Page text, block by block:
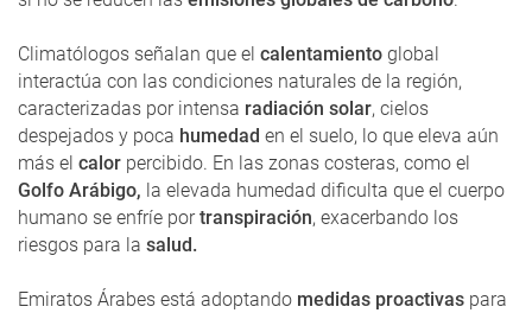
Climatólogos señalan que el calentamiento global
interactúa con las condiciones naturales de la región,
caracterizadas por intensa radiación solar, cielos
despejados y poca humedad en el suelo, lo que eleva aún
más el calor percibido. En las zonas costeras, como el
Golfo Arábigo, la elevada humedad dificulta que el cuerpo
humano se enfríe portranspiración, exacerbando los
riesgos para la salud.
Emiratos Árabes está adoptando medidas proactivas para